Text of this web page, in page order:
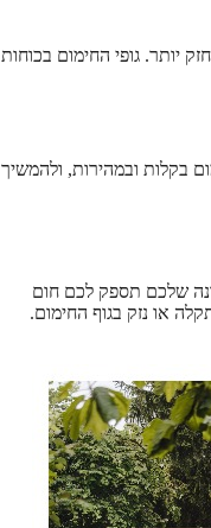
יותר. גופי החימום בכוחות
בקלות ובמהירות, ולהמשיך
שלכם תספק לכם חום
או נזק בגוף החימום.